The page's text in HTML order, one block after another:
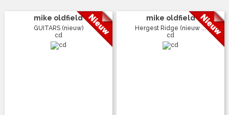
mike oldfield
GUITARS (nieuw)
cd
mike oldfield
Hergest Ridge (nieuw ...
cd